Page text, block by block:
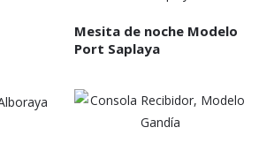
Mesita de noche Modelo
Port Saplaya